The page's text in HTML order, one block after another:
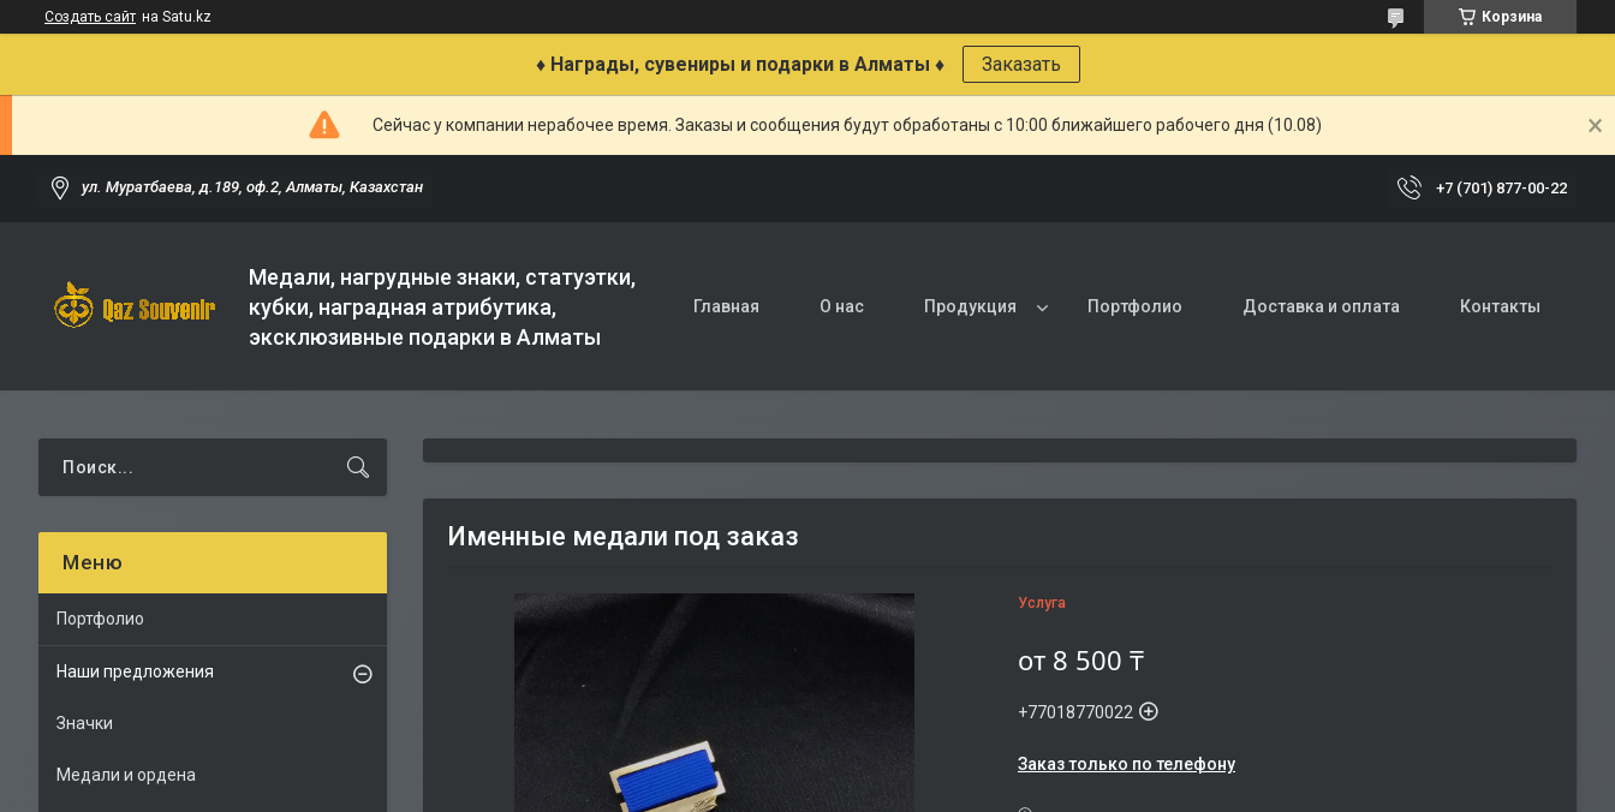
Создать сайт на Satu.kz Корзина
♦ Награды, сувениры и подарки в Алматы ♦ Заказать
Сейчас у компании нерабочее время. Заказы и сообщения будут обработаны с 10:00 ближайшего рабочего дня (10.08)
ул. Муратбаева, д.189, оф.2, Алматы, Казахстан +7 (701) 877-00-22
Медали, нагрудные знаки, статуэтки,
кубки, наградная атрибутика,
эксклюзивные подарки в Алматы
Главная О нас Продукция Портфолио Доставка и оплата Контакты
Именные медали под заказ
Услуга
от 8 500 ₸
+77018770022
Заказ только по телефону
Портфолио
Наши предложения
Значки
Медали и ордена